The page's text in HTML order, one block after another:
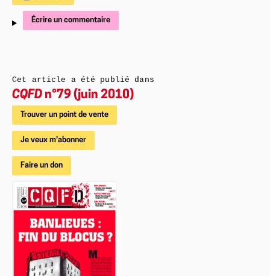
Écrire un commentaire
Cet article a été publié dans
CQFD n°79 (juin 2010)
Trouver un point de vente
Je veux m'abonner
Faire un don